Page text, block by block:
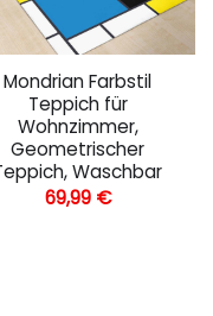
Mondrian Farbstil
Teppich für
Wohnzimmer,
Geometrischer
Waschbar
69,99 €